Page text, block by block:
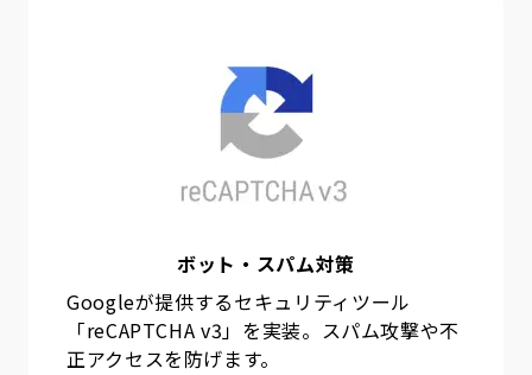
ボット・スパム対策
Googleが提供するセキュリティツール
「reCAPTCHA v3」を実装。スパム攻撃や不
正アクセスを防げます。